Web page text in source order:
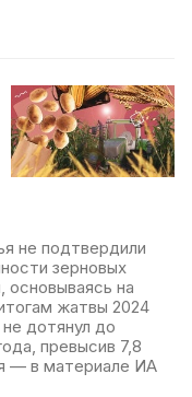
не подтвердили
зерновых
основываясь на
жатвы 2024
дотянул до
превысив 7,8
— в материале ИА